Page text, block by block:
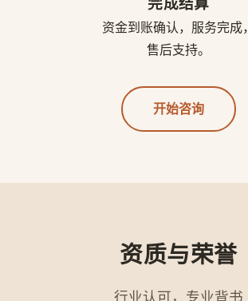
资金到账确认，服务完成，
售后支持。
开始咨询
资质与荣誉
行业认可，专业背书